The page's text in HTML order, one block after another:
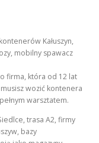
Kałuszyn,
mobilny spawacz
firma, która od 12 lat
wozić kontenera
warsztatem.
trasa A2, firmy
bazy